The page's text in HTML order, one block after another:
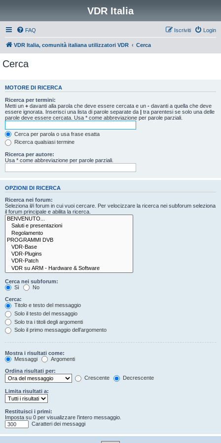
VDR Italia
FAQ Login
Iscriviti
VDR Italia, comunità italiana utilizzatori VDR Cerca
Cerca
MOTORE DI RICERCA
Ricerca per termini:
Metti un + davanti alla parola che deve essere cercata e un - davanti a quella che deve
essere ignorata. Inserisci una lista di parole separate da | tra parentesi se solo una delle
parole deve essere cercata. Usa * come abbreviazione per parole parziali.
Cerca per parola o usa frase esatta
Ricerca qualsiasi termine
Ricerca per autore:
Usa * come abbreviazione per parole parziali.
OPZIONI DI RICERCA
Ricerca nei forum:
Seleziona il/i forum in cui vuoi cercare. Per velocizzare la ricerca nei subforum seleziona
il forum principale e abilita la ricerca.
Cerca nei subforum:
Sì
No
Cerca:
Titolo e testo del messaggio
Solo il testo del messaggio
Solo tra i titoli degli argomenti
Solo il primo messaggio dell’argomento
Mostra i risultati come:
Messaggi
Argomenti
Ordina risultati per:
Crescente
Decrescente
Limita risultati a:
Restituisci i primi:
Imposta su 0 per visualizzare l’intero messaggio.
Caratteri dei messaggi